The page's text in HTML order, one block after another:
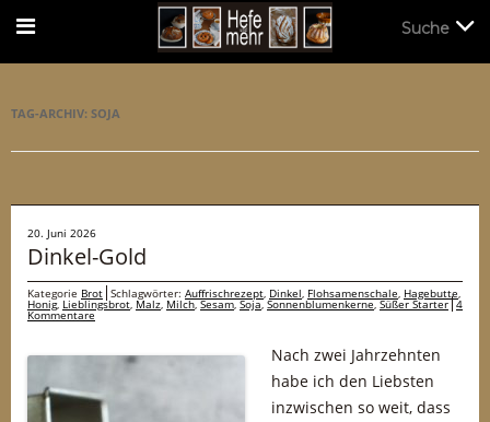
TAG-ARCHIV: SOJA
20. Juni 2026
Dinkel-Gold
Kategorie Brot Schlagwörter: Auffrischrezept, Dinkel, Flohsamenschale, Hagebutte,
Honig, Lieblingsbrot, Malz, Milch,Sesam,Soja, Sonnenblumenkerne,Süßer Starter 4
Kommentare
Nach zwei Jahrzehnten
habe ich den Liebsten
inzwischen so weit, dass
Suche
Suche